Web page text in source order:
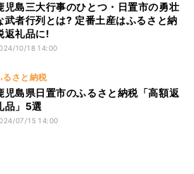
児島三大行事のひとつ・日置市の勇壮
武者行列とは? 定番土産はふるさと納
返礼品に!
10/18 14:00
るさと納税
児島県日置市のふるさと納税「高額返
品」5選
07/15 14:00